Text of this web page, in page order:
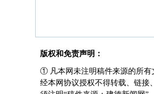
版权和免责声明：
① 凡本网未注明稿件来源的所有
经本网协议授权不得转载、链接